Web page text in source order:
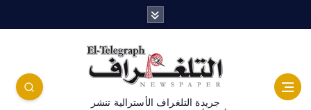
جريدة التلغراف الأسترالية تنشر